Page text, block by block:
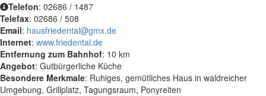
Telefon: 02686 / 1487
Telefax: 02686 / 508
Email: hausfriedental@gmx.de
Internet: www.friedental.de
Entfernung zum Bahnhof: 10 km
Angebot: Gutbürgerliche Küche
Besondere Merkmale: Ruhiges, gemütliches Haus in waldreicher
Umgebung, Grillplatz, Tagungsraum, Ponyreiten